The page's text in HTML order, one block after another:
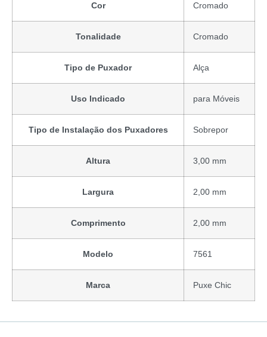
Cor Cromado
Tonalidade Cromado
Tipo de Puxador Alça
Uso Indicado para Móveis
Tipo de Instalação dos Puxadores Sobrepor
Altura 3,00 mm
Largura 2,00 mm
Comprimento 2,00 mm
Modelo 7561
Marca Puxe Chic